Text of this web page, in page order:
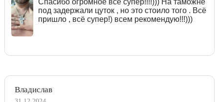
под задержали цуток , но это стоило того . Всё
пришло , всё супер!) всем рекомендую!!!)))
Владислав